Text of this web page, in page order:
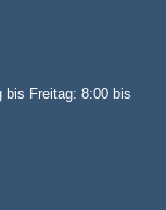
bis Freitag: 8:00 bis